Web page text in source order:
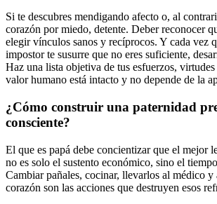
Si te descubres mendigando afecto o, al
corazón por miedo, detente. Deber reconocer
elegir vínculos sanos y recíprocos. Y cada vez
impostor te susurre que no eres suficiente,
Haz una lista objetiva de tus esfuerzos,
valor humano está intacto y no depende de la
¿Cómo construir una paternidad
consciente?
El que es papá debe concientizar que el mejor
no es solo el sustento económico, sino el
Cambiar pañales, cocinar, llevarlos al médico y
corazón son las acciones que destruyen esos